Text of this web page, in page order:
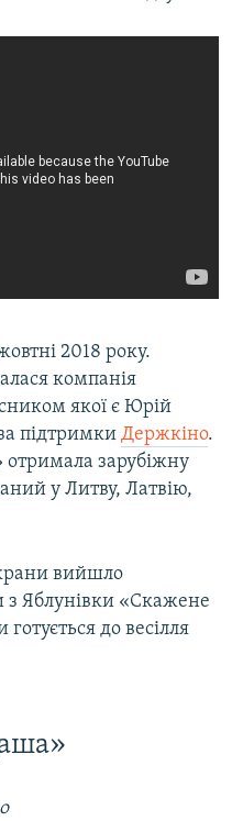
2018 року.
компанія
якої є Юрій
підтримки Держкіно.
зарубіжну
у Литву, Латвію,
вийшло
з Яблунівки «Скажене
до весілля